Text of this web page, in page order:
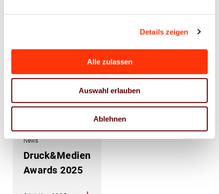
Details zeigen
Alle zulassen
Auswahl erlauben
Ablehnen
12. März 2025 10. März 2025
News
Druck&Medien
Awards 2025